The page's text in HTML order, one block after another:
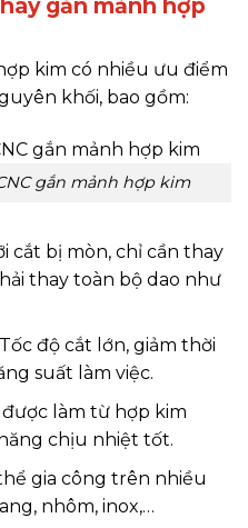
kim có nhiều ưu điểm
khối, bao gồm:
gắn mảnh hợp kim
cắt bị mòn, chỉ cần thay
thay toàn bộ dao như
độ cắt lớn, giảm thời
suất làm việc.
làm từ hợp kim
chịu nhiệt tốt.
gia công trên nhiều
nhôm, inox,…